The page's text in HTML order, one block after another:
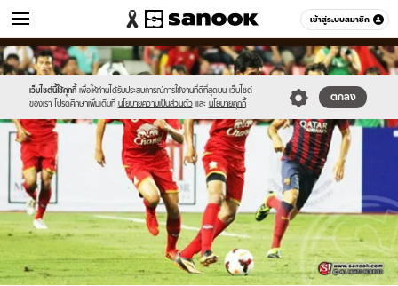
เข้าสู่ระบบสมาชิก
ข่าว หมวดอื่นๆ
เว็บไซต์นี้ใช้คุกกี้ เพื่อให้ท่านได้รับประสบการณ์การใช้งานที่ดีที่สุดบน เว็บไซต์
ของเรา โปรดศึกษาเพิ่มเติมที่ นโยบายความเป็นส่วนตัว และ นโยบายคุกกี้
ตกลง
Sanook
//s.isanook.com/sr/0/images/logo-
new-
sanook.png
600
60
//s.isanook.com/ns/0/ud/240/1201762/1.jpg